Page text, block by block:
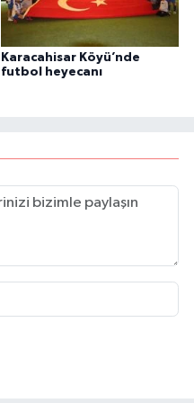
Karacahisar Köyü’nde
futbol heyecanı